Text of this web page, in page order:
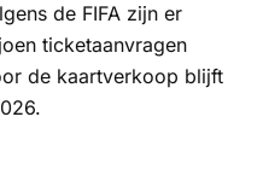
de FIFA zijn er
ticketaanvragen
de kaartverkoop blijft